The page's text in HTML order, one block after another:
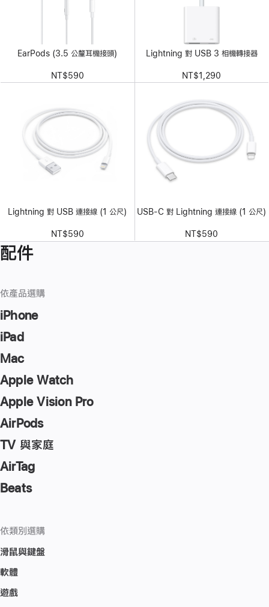
EarPods (3.5 公釐耳機接頭)
NT$590
Lightning 對 USB 3 相機轉接器
NT$1,290
Lightning 對 USB 連接線 (1 公尺)
NT$590
USB-C 對 Lightning 連接線 (1 公尺)
NT$590
配件
依產品選購
iPhone
iPad
Mac
Apple Watch
Apple Vision Pro
AirPods
TV 與家庭
AirTag
Beats
依類別選購
滑鼠與鍵盤
軟體
遊戲